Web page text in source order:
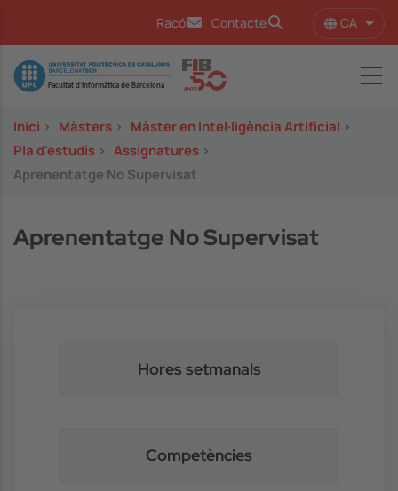
Racó Contacte CA
Image
Inici > Màsters > Màster en Intel·ligència Artificial >
Pla d'estudis > Assignatures >
Aprenentatge No Supervisat
Aprenentatge No Supervisat
Hores setmanals
Competències